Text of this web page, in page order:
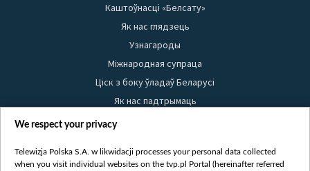
Каштоўнасці «Белсату»
Як нас глядзець
Узнагароды
Міжнародная супраца
Ціск з боку ўладаў Беларусі
Як нас падтрымаць
Правілы выкарыстання матэрыялаў
Бяспека
We respect your privacy
Telewizja Polska S.A. w likwidacji processes your personal data collected
when you visit individual websites on the tvp.pl Portal (hereinafter referred